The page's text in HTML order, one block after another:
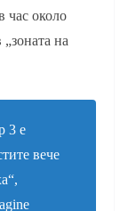
час около
на
3 е
вече